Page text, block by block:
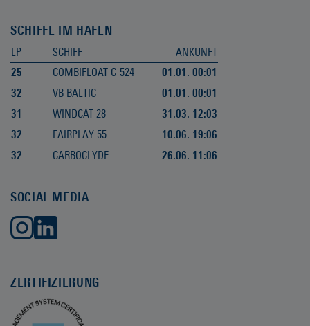
SCHIFFE IM HAFEN
LP SCHIFF
ANKUNFT
25
COMBIFLOAT C-524
01.01. 00:01
32
VB BALTIC
01.01. 00:01
31
WINDCAT 28
31.03. 12:03
32
FAIRPLAY 55
10.06. 19:06
32
CARBOCLYDE 26.06. 11:06
SOCIAL MEDIA
ZERTIFIZIERUNG